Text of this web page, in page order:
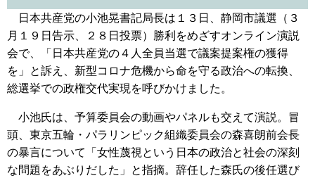
日本共産党の小池晃書記局長は１３日、静岡市議選（３
月１９日告示、２８日投票）勝利をめざすオンライン演説
会で、「日本共産党の４人全員当選で議案提案権の獲得
を」と訴え、新型コロナ危機から命を守る政治への転換、
総選挙での政権交代実現を呼びかけました。
小池氏は、予算委員会の動画やパネルも交えて演説。冒
頭、東京五輪・パラリンピック組織委員会の森喜朗前会長
の暴言について「女性蔑視という日本の政治と社会の深刻
な問題をあぶりだした」と指摘。辞任した森氏の後任選び